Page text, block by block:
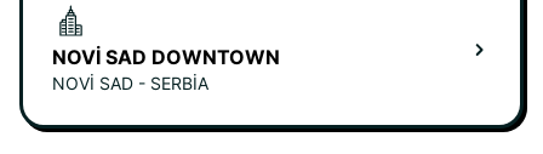
NOVI SAD DOWNTOWN
NOVI SAD - SERBIA